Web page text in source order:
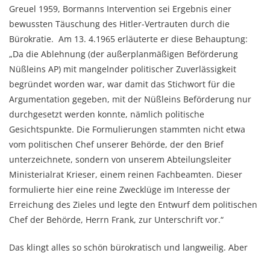
Greuel 1959, Bormanns Intervention sei Ergebnis einer
bewussten Täuschung des Hitler-Vertrauten durch die
Bürokratie. Am 13. 4.1965 erläuterte er diese Behauptung:
„Da die Ablehnung (der außerplanmäßigen Beförderung
Nüßleins AP) mit mangelnder politischer Zuverlässigkeit
begründet worden war, war damit das Stichwort für die
Argumentation gegeben, mit der Nüßleins Beförderung nur
durchgesetzt werden konnte, nämlich politische
Gesichtspunkte. Die Formulierungen stammten nicht etwa
vom politischen Chef unserer Behörde, der den Brief
unterzeichnete, sondern von unserem Abteilungsleiter
Ministerialrat Krieser, einem reinen Fachbeamten. Dieser
formulierte hier eine reine Zwecklüge im Interesse der
Erreichung des Zieles und legte den Entwurf dem politischen
Chef der Behörde, Herrn Frank, zur Unterschrift vor.“
Das klingt alles so schön bürokratisch und langweilig. Aber